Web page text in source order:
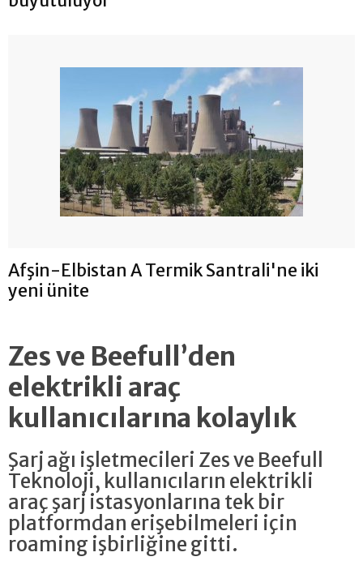
Afşin-Elbistan A Termik Santrali'ne iki
yeni ünite
Zes ve Beefull’den
elektrikli araç
kullanıcılarına kolaylık
Şarj ağı işletmecileri Zes ve Beefull
Teknoloji, kullanıcıların elektrikli
araç şarj istasyonlarına tek bir
platformdan erişebilmeleri için
roaming işbirliğine gitti.